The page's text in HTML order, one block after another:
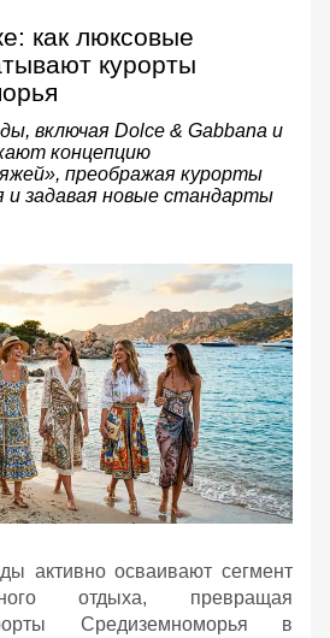
как люксовые
курорты
включая Dolce & Gabbana и
концепцию
преображая курорты
и задавая новые стандарты
активно осваивают сегмент
отдыха, превращая
Средиземноморья в